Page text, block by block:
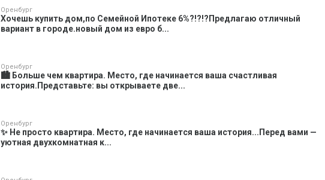
Оренбург
Хочешь купить дом,по Семейной Ипотеке 6%?!?!?Предлагаю отличный
вариант в городе.новый дом из евро б...
Оренбург
🏙️ Больше чем квартира. Место, где начинается ваша счастливая
история.Представьте: вы открываете две...
Оренбург
✨ Не просто квартира. Место, где начинается ваша история...Перед вами —
уютная двухкомнатная к...